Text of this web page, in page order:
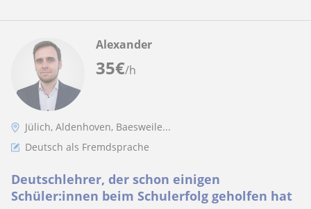
35€/h
Alexander
Jülich, Aldenhoven, Baesweile...
Deutsch als Fremdsprache
Deutschlehrer, der schon einigen
Schüler:innen beim Schulerfolg geholfen hat